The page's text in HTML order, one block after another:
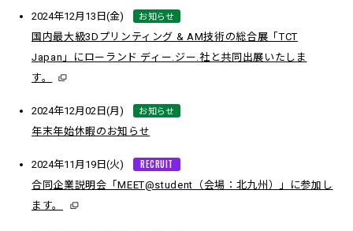
2024年12月13日(金) お知らせ
国内最大級3Dプリンティング & AM技術の総合展「TCT
Japan」にローランド ディー.ジー.社と共同出展いたしま
す。
2024年12月02日(月) お知らせ
年末年始休暇のお知らせ
2024年11月19日(火) RECRUIT
合同企業説明会「MEET@student（会場：北九州）」に参加し
ます。